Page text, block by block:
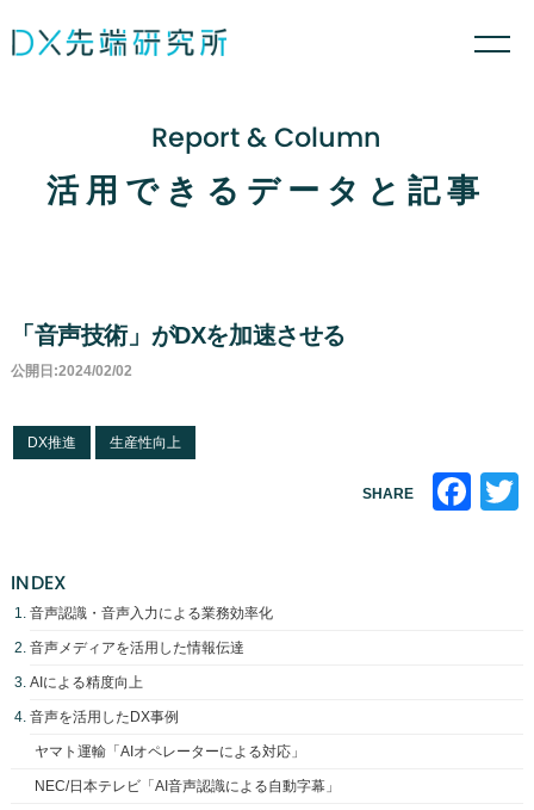
活用できるデータと記事
Report & Column
「音声技術」がDXを加速させる
公開日:2024/02/02
DX推進 生産性向上
SHARE
INDEX
音声認識・音声入力による業務効率化
音声メディアを活用した情報伝達
AIによる精度向上
音声を活用したDX事例
ヤマト運輸「AIオペレーターによる対応」
NEC/日本テレビ「AI音声認識による自動字幕」